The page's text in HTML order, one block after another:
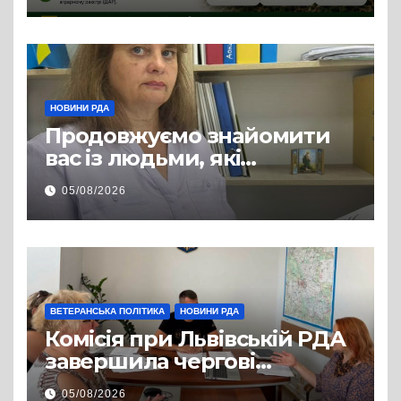
НОВИНИ РДА
Продовжуємо знайомити
вас із людьми, які
допомагають нашим
захисникам і захисницям
повертатися до цивільного
життя
05/08/2026
ВЕТЕРАНСЬКА ПОЛІТИКА НОВИНИ РДА
Комісія при Львівській РДА
завершила чергові
співбесіди та
05/08/2026